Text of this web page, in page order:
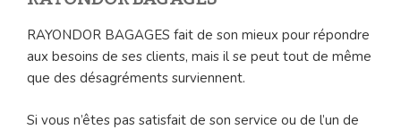
RAYONDOR BAGAGES fait de son mieux pour répondre
aux besoins de ses clients, mais il se peut tout de même
que des désagréments surviennent.
Si vous n’êtes pas satisfait de son service ou de l’un de